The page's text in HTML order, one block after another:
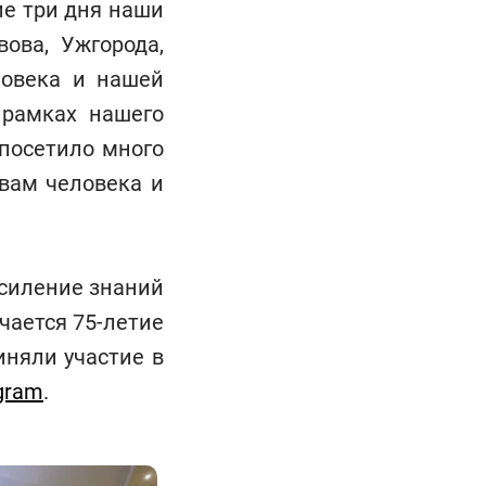
три дня наши
Ужгорода,
и нашей
нашего
много
человека и
знаний
75-летие
участие в
.